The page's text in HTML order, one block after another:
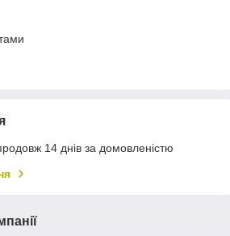
14 днів за домовленістю